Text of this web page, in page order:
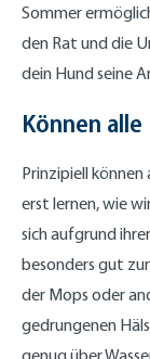
Sommer
den Rat und die
dein Hund seine
Können
Prinzipiell können
erst lernen, wie
sich aufgrund
besonders gut
der Mops oder
gedrungenen
genug über